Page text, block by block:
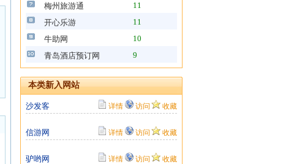
梅州旅游通
11
开心乐游
11
牛助网
10
青岛酒店预订网
9
本类新入网站
沙发客 详情 访问 收藏
信游网 详情 访问 收藏
驴哟网 详情 访问 收藏